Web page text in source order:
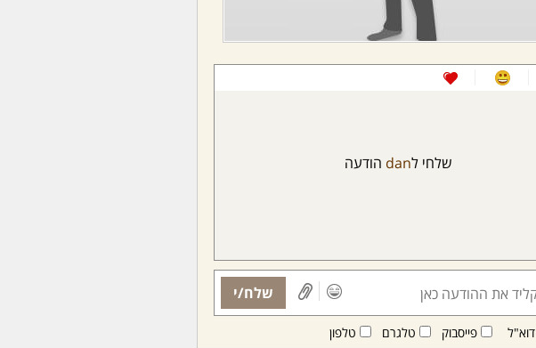
שלחי לdan הודעה
שלח/י
דוא"ל פייסבוק טלגרם טלפון